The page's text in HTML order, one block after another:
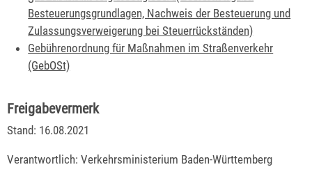
Besteuerungsgrundlagen, Nachweis der Besteuerung und
Zulassungsverweigerung bei Steuerrückständen)
Gebührenordnung für Maßnahmen im Straßenverkehr
(GebOSt)
Freigabevermerk
Stand: 16.08.2021
Verantwortlich: Verkehrsministerium Baden-Württemberg